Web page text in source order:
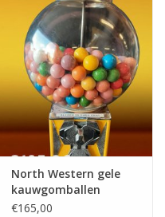
North Western gele
kauwgomballen
automaat
€165,00